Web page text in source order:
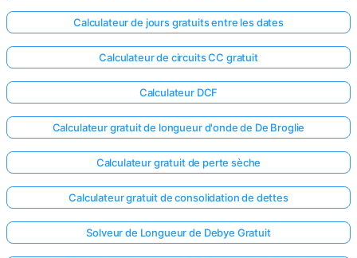
Calculateur de jours gratuits entre les dates
Calculateur de circuits CC gratuit
Calculateur DCF
Calculateur gratuit de longueur d'onde de De Broglie
Calculateur gratuit de perte sèche
Calculateur gratuit de consolidation de dettes
Solveur de Longueur de Debye Gratuit